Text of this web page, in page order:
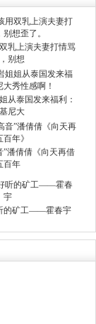
乳上演夫妻打情骂
别想
从泰国发来福利：
尼大
”潘倩倩《向天再借
百年
的矿工——霍春宇